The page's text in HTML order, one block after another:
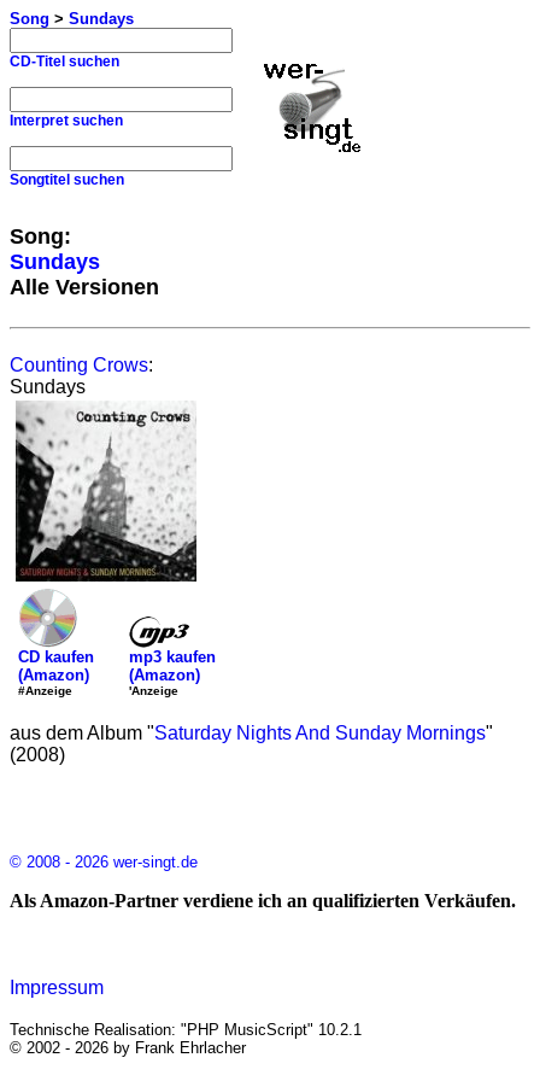
Song > Sundays
CD-Titel suchen
Interpret suchen
Songtitel suchen
Song:
Sundays
Alle Versionen
Counting Crows:
Sundays
CD kaufen
(Amazon)
#Anzeige
mp3 kaufen
(Amazon)
'Anzeige
aus dem Album "Saturday Nights And Sunday Mornings"
(2008)
© 2008 - 2026 wer-singt.de
Als Amazon-Partner verdiene ich an qualifizierten Verkäufen.
Impressum
Technische Realisation: "PHP MusicScript" 10.2.1
© 2002 - 2026 by Frank Ehrlacher